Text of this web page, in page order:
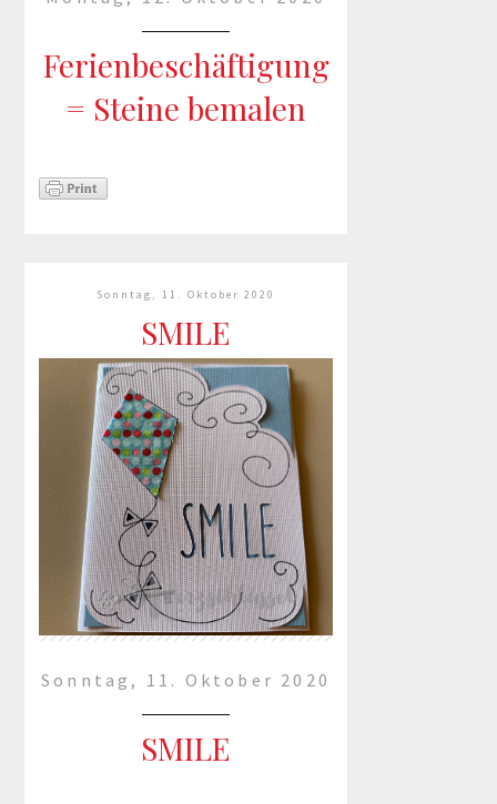
Ferienbeschäftigung
= Steine bemalen
In NRW sind nun Ferien und
die Kinder müssen wieder
bemalen und dann wieder
auslegen. Ideal zum Bemalen...
mehr lesen »
Sonntag, 11. Oktober 2020
SMILE
Sonntag, 11. Oktober 2020
SMILE